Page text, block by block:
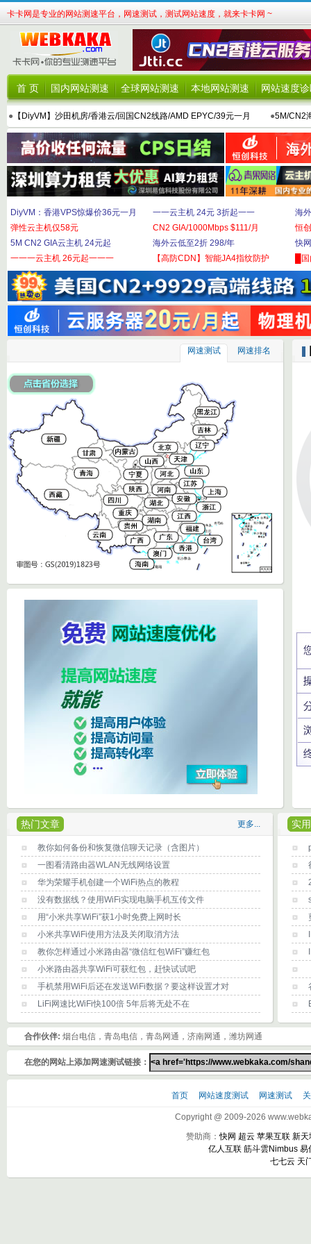
卡卡网是专业的网站测速平台，网速测试，测试网站速度，就来卡卡网 ~
首 页 国内网站测速 全球网站测速 本地网站测速 网站速度
● 【DiyVM】沙田机房/香港云/回国CN2线路/AMD EPYC/39元一月 ●5M/CN2
DiyVM：香港VPS惊爆价36元一月
弹性云主机仅58元
5M CN2 GIA云主机 24元起
一一一云主机 26元起一一一
一一云主机 24元 3折起一一
CN2 GIA/1000Mbps $111/月
海外云低至2折 298/年
【高防CDN】智能JA4指纹防护
海
恒
快
█
网速测试 网速排名
热门文章 更多...
教你如何备份和恢复微信聊天记录（含图片）
一图看清路由器WLAN无线网络设置
华为荣耀手机创建一个WiFi热点的教程
没有数据线？使用WiFi实现电脑手机互传文件
用“小米共享WiFi”获1小时免费上网时长
小米共享WiFi使用方法及关闭取消方法
教你怎样通过小米路由器“微信红包WiFi”赚红包
小米路由器共享WiFi可获红包，赶快试试吧
手机禁用WiFi后还在发送WiFi数据？要这样设置才对
LiFi网速比WiFi快100倍 5年后将无处不在
实
合作伙伴: 烟台电信，青岛电信，青岛网通，济南网通，潍坊网通
在您的网站上添加网速测试链接：
首页 网站速度测试 网速测试
Copyright @ 2009-2026
赞助商：快网 超云 苹果互联 新天
亿人互联 筋斗雲Nimbus 易
七七云 天